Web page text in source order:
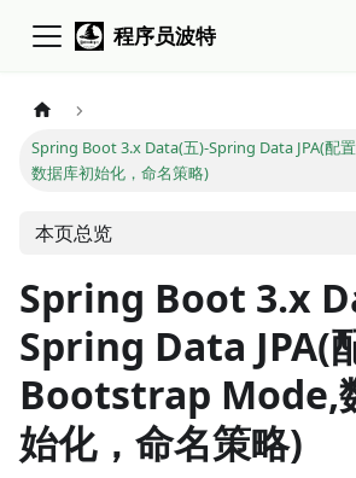
程序员波特
Spring Boot 3.x Data(五)-Spring Data JPA(配
数据库初始化，命名策略)
本页总览
Spring Boot 3.x
Spring Data JPA(
Bootstrap Mode,
始化，命名策略)